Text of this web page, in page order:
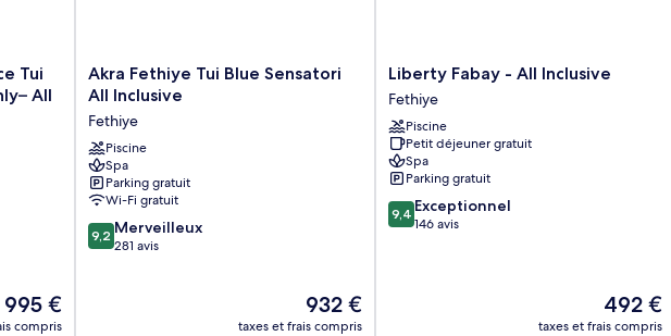
Tui
All
Le
nouveau
995 €
compris
Akra
Fethiye
Blue
Sensatori
All
Inclusive
Fethiye
Akra Fethiye Tui Blue Sensatori
All Inclusive
Fethiye
Piscine
Spa
Parking gratuit
Wi-Fi gratuit
9.2
sur
9,2 Merveilleux
281 avis
Le
nouveau
932 €
taxes et frais compris
Liberty
Fabay
-
All
Inclusive
Fethiye
Liberty Fabay - All Inclusive
Fethiye
Piscine
Petit déjeuner gratuit
Spa
Parking gratuit
9.4
sur
9,4 Exceptionnel
146 avis
Le
nouveau
492 €
taxes et frais compris